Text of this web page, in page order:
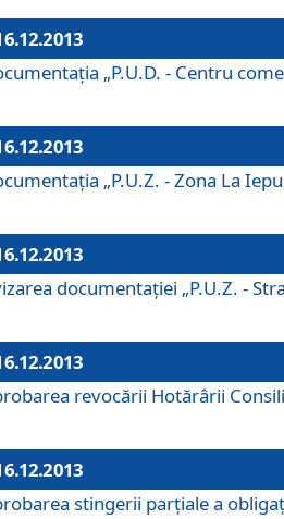
„P.U.D. - Centru
„P.U.Z. - Zona La
documentaţiei „P.U.Z. -
revocării Hotărârii
stingerii parţiale a